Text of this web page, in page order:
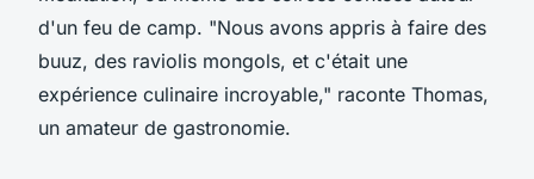
d'un feu de camp. "Nous avons appris à faire des
buuz, des raviolis mongols, et c'était une
expérience culinaire incroyable," raconte Thomas,
un amateur de gastronomie.